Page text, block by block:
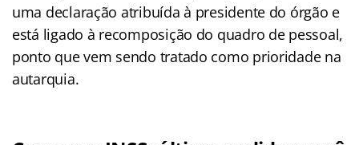
uma declaração atribuída à presidente do órgão e
está ligado à recomposição do quadro de pessoal,
ponto que vem sendo tratado como prioridade na
autarquia.